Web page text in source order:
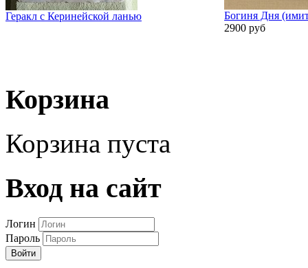
Геракл с Керинейской ланью
Богиня Дня
2900 руб
Корзина
Корзина пуста
Вход на сайт
Логин
Пароль
Войти